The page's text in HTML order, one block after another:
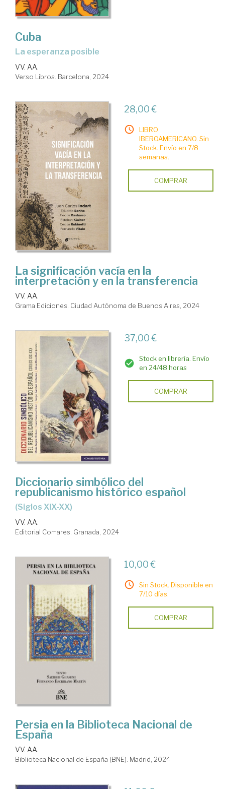
Cuba
la esperanza posible
VV. AA.
Verso Libros. Barcelona, 2024
28,00 €
LIBRO
IBEROAMERICANO. Sin
Stock. Envío en 7/8
semanas.
COMPRAR
La significación vacía en la
interpretación y en la transferencia
VV. AA.
Grama Ediciones. Ciudad Autónoma de Buenos Aires, 2024
37,00 €
Stock en librería. Envío
en 24/48 horas
COMPRAR
Diccionario simbólico del
republicanismo histórico español
(siglos XIX-XX)
VV. AA.
Editorial Comares. Granada, 2024
10,00 €
Sin Stock. Disponible en
7/10 días.
COMPRAR
Persia en la Biblioteca Nacional de
España
VV. AA.
Biblioteca Nacional de España (BNE). Madrid, 2024